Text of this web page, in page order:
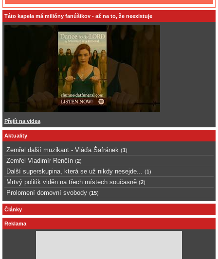
Táto kapela má milióny fanúšikov - až na to, že neexistuje
Přejít na videa
Aktuality
Zemřel další muzikant - Vláďa Šafránek (1)
Zemřel Vladimír Renčín (2)
Další superskupina, která se už nikdy nesejde... (1)
Mrtvý politik viděn na třech místech současně (2)
Prolomení domovní svobody (15)
Články
Reklama